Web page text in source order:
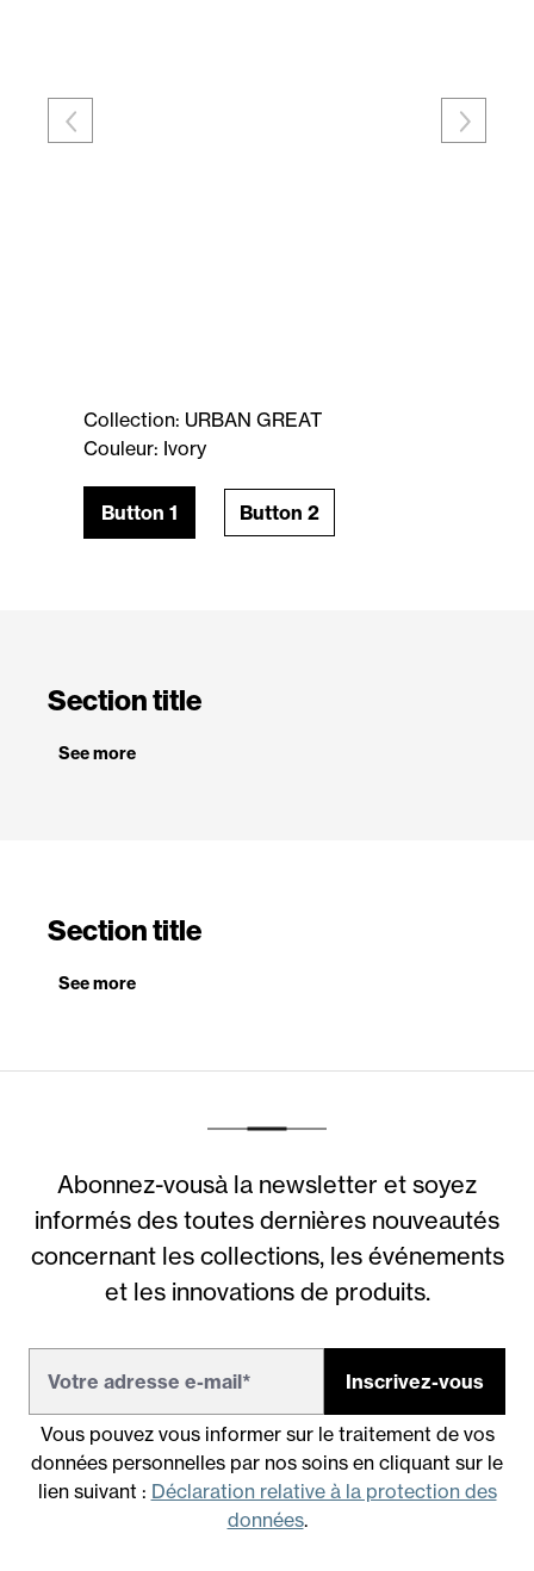
Collection: URBAN GREAT
Couleur: Ivory
Button 1 Button 2
Section title
See more
Section title
See more
Abonnez-vousà la newsletter et soyez
informés des toutes dernières nouveautés
concernant les collections, les événements
et les innovations de produits.
Inscrivez-vous
Vous pouvez vous informer sur le traitement de vos
données personnelles par nos soins en cliquant sur le
lien suivant : Déclaration relative à la protection des
données.